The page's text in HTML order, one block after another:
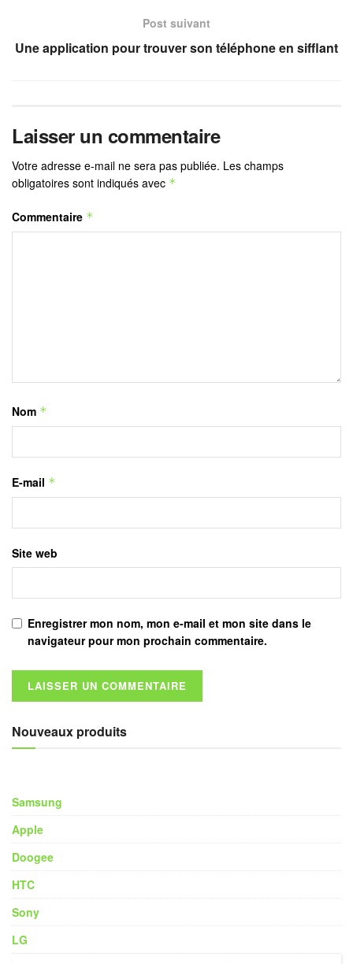
Post suivant
Une application pour trouver son téléphone en sifflant
Laisser un commentaire
Votre adresse e-mail ne sera pas publiée. Les champs
obligatoires sont indiqués avec *
Commentaire *
Nom *
E-mail *
Site web
Enregistrer mon nom, mon e-mail et mon site dans le
navigateur pour mon prochain commentaire.
Nouveaux produits
Samsung
Apple
Doogee
HTC
Sony
LG